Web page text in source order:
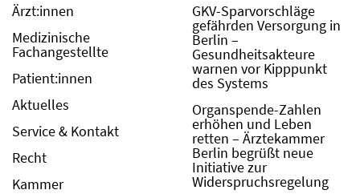
Ärzt:innen
Medizinische
Fachangestellte
Patient:innen
Aktuelles
Service & Kontakt
Recht
Kammer
GKV-Sparvorschläge
gefährden Versorgung in
Berlin –
Gesundheitsakteure
warnen vor Kipppunkt
des Systems
Organspende-Zahlen
erhöhen und Leben
retten – Ärztekammer
Berlin begrüßt neue
Initiative zur
Widerspruchsregelung